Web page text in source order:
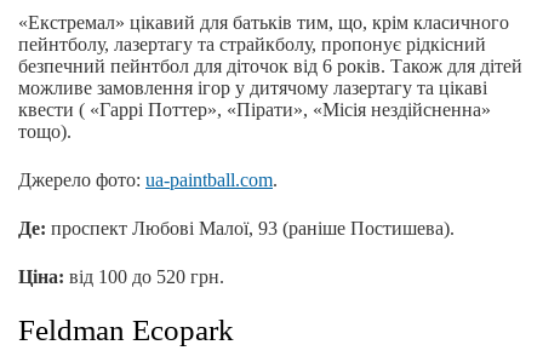
«Екстремал» цікавий для батьків тим, що, крім класичного
пейнтболу, лазертагу та страйкболу, пропонує рідкісний
безпечний пейнтбол для діточок від 6 років. Також для дітей
можливе замовлення ігор у дитячому лазертагу та цікаві
квести ( «Гаррі Поттер», «Пірати», «Місія нездійсненна»
тощо).
Джерело фото: ua-paintball.com.
Де: проспект Любові Малої, 93 (раніше Постишева).
Ціна: від 100 до 520 грн.
Feldman Ecopark